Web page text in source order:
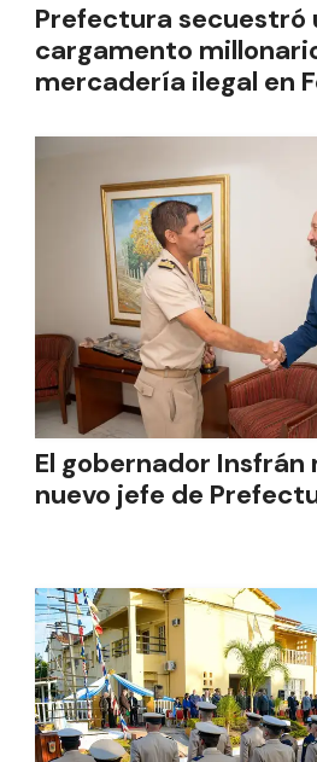
Prefectura secuestró
cargamento
mercadería ilegal en
El gobernador Insfrán
nuevo jefe de